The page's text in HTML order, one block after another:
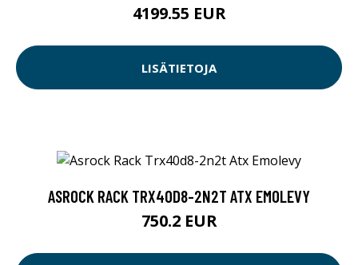
4199.55 EUR
LISÄTIETOJA
ASROCK RACK TRX40D8-2N2T ATX EMOLEVY
750.2 EUR